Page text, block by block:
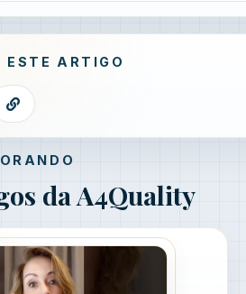
ESTE ARTIGO
da A4Quality